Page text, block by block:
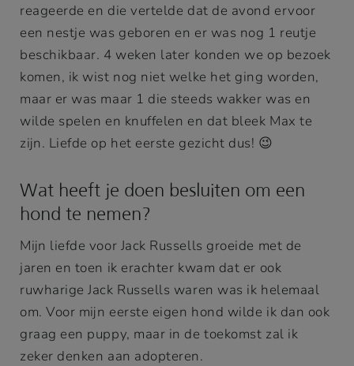
reageerde en die vertelde dat de avond ervoor
een nestje was geboren en er was nog 1 reutje
beschikbaar. 4 weken later konden we op bezoek
komen, ik wist nog niet welke het ging worden,
maar er was maar 1 die steeds wakker was en
wilde spelen en knuffelen en dat bleek Max te
zijn. Liefde op het eerste gezicht dus! 😉
Wat heeft je doen besluiten om een
hond te nemen?
Mijn liefde voor Jack Russells groeide met de
jaren en toen ik erachter kwam dat er ook
ruwharige Jack Russells waren was ik helemaal
om. Voor mijn eerste eigen hond wilde ik dan ook
graag een puppy, maar in de toekomst zal ik
zeker denken aan adopteren.